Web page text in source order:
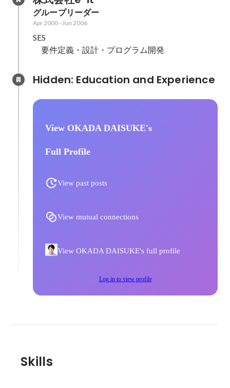
グループリーダー
Apr 2000-Jun 2006
SES
要件定義・設計・プログラム開発
View OKADA DAISUKE's
Full Profile
View past posts
View mutual connections
View OKADA DAISUKE's full profile
Log in to view profile
Skills